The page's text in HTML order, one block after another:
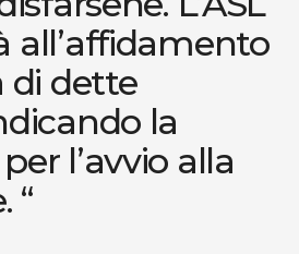
all’affidamento
di dette
la
l’avvio alla
“